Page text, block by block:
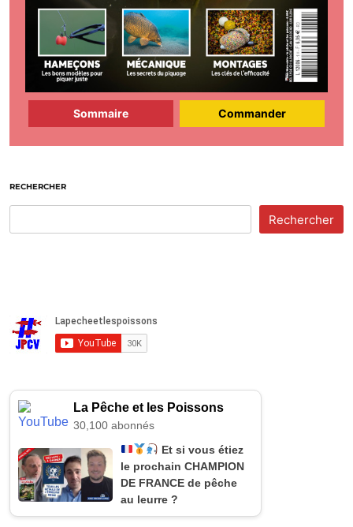
Sommaire Commander
RECHERCHER
Rechercher
La Pêche et les Poissons
30,100 abonnés
Et si vous étiez
le prochain CHAMPION
DE FRANCE de pêche
au leurre ?